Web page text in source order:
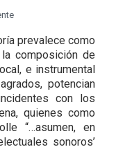
prevalece como
composición de
e instrumental
potencian
con los
quienes como
“…asumen, en
sonoros’